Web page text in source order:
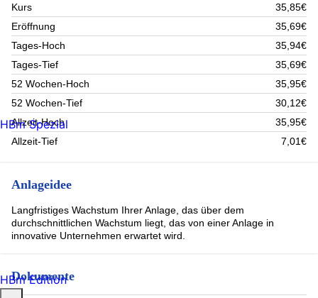
Kurs
35,85€
Eröffnung
35,69€
Tages-Hoch
35,94€
Tages-Tief
35,69€
52 Wochen-Hoch
35,95€
52 Wochen-Tief
30,12€
Allzeit-Hoch
35,95€
Allzeit-Tief
7,01€
Anlageidee
Langfristiges Wachstum Ihrer Anlage, das über dem
durchschnittlichen Wachstum liegt, das von einer Anlage in
innovative Unternehmen erwartet wird.
Dokumente
HBm Spezial
HBm Edition